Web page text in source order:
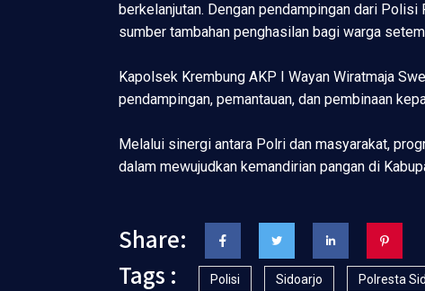
berkelanjutan. Dengan pendampingan dari
sumber tambahan penghasilan bagi warga
Kapolsek Krembung AKP I Wayan Wiratmaja
pendampingan, pemantauan, dan pembinaan
Melalui sinergi antara Polri dan masyarakat,
dalam mewujudkan kemandirian pangan di
Share:
Tags :
Polisi Sidoarjo Polresta